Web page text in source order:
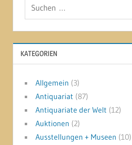
KATEGORIEN
Allgemein (3)
Antiquariat (87)
Antiquariate der Welt (12)
Auktionen (2)
Ausstellungen + Museen (10)